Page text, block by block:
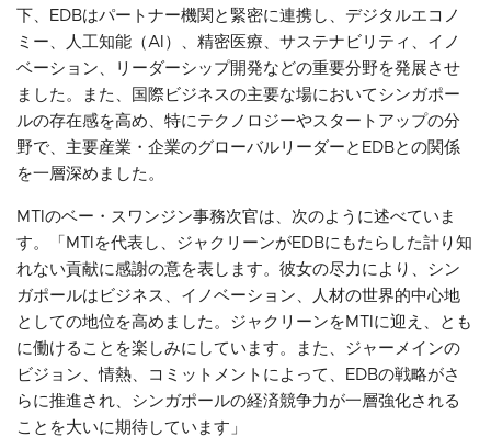
下、EDBはパートナー機関と緊密に連携し、デジタルエコノ
ミー、人工知能（AI）、精密医療、サステナビリティ、イノ
ベーション、リーダーシップ開発などの重要分野を発展させ
ました。また、国際ビジネスの主要な場においてシンガポー
ルの存在感を高め、特にテクノロジーやスタートアップの分
野で、主要産業・企業のグローバルリーダーとEDBとの関係
を一層深めました。
MTIのベー・スワンジン事務次官は、次のように述べていま
す。「MTIを代表し、ジャクリーンがEDBにもたらした計り知
れない貢献に感謝の意を表します。彼女の尽力により、シン
ガポールはビジネス、イノベーション、人材の世界的中心地
としての地位を高めました。ジャクリーンをMTIに迎え、とも
に働けることを楽しみにしています。また、ジャーメインの
ビジョン、情熱、コミットメントによって、EDBの戦略がさ
らに推進され、シンガポールの経済競争力が一層強化される
ことを大いに期待しています」